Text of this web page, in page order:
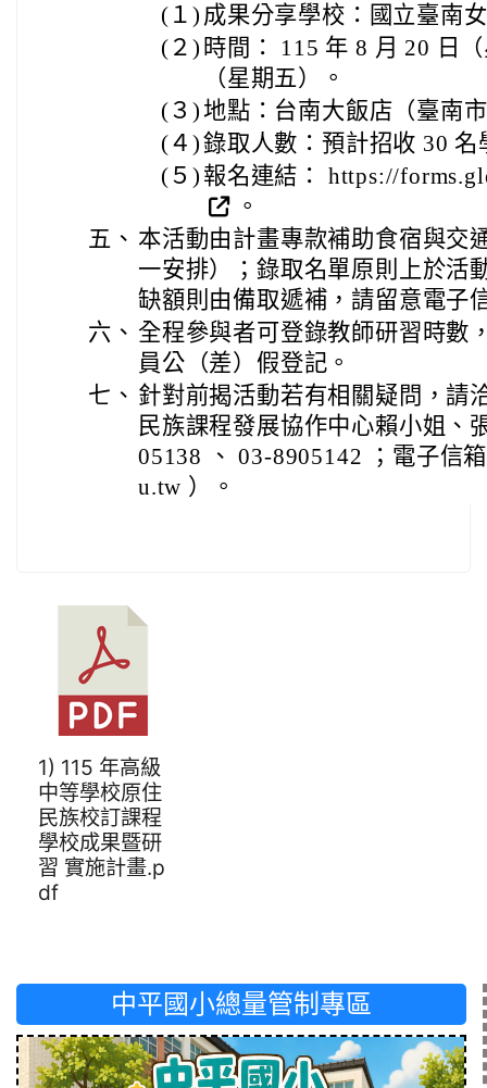
(１) 成果分享學校：國立臺南
(２) 時間： 115 年 8 月 20 日
（星期五）。
(３)地點：台南大飯店（臺南
(４)錄取人數：預計招收 30
(５) 報名連結： https://
。
五、 本活動由計畫專款補助食宿與交
一安排）；錄取名單原則上於活
缺額則由備取遞補，請留意電子
六、 全程參與者可登錄教師研習時數
員公（差）假登記。
七、 針對前揭活動若有相關疑問，請
民族課程發展協作中心賴小姐、
05138 、 03-8905142 ；電子信
u.tw ）。
1) 115 年高級
中等學校原住
民族校訂課程
學校成果暨研
習 實施計畫.p
df
中平國小總量管制專區